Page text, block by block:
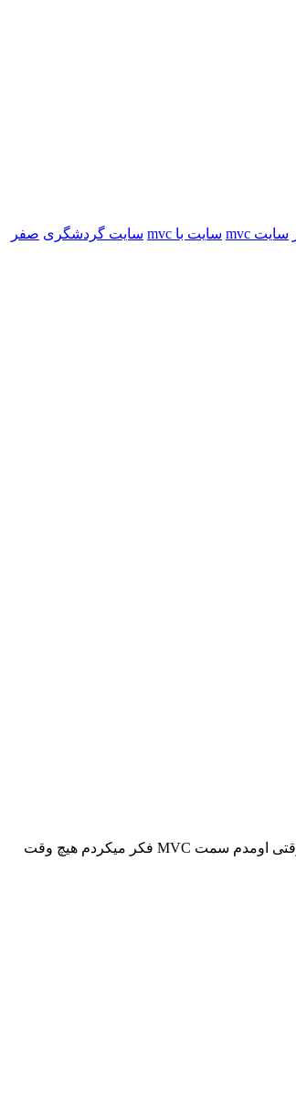
سایت mvc سایت با mvc سایت گردشگری صفر
عالییییی بود استاد ، به نظرم یکی از بی حاشیه ترین آموزش هایی بود که دیدم ، خیلی خوب و ساده توضیح داده بودید.من asp.net webform کار کرده بودم وقتی اومدم سمت MVC فکر میکردم هیچ وقت